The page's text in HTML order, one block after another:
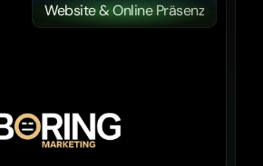
Website & Online Präsenz